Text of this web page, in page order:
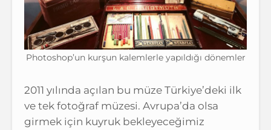
Photoshop’un kurşun kalemlerle yapıldığı dönemler
2011 yılında açılan bu müze Türkiye’deki ilk
ve tek fotoğraf müzesi. Avrupa’da olsa
girmek için kuyruk bekleyeceğimiz